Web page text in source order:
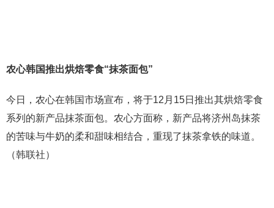
农心韩国推出烘焙零食“抹茶面包”
今日，农心在韩国市场宣布，将于12月15日推出其烘焙零食
系列的新产品抹茶面包。农心方面称，新产品将济州岛抹茶
的苦味与牛奶的柔和甜味相结合，重现了抹茶拿铁的味道。
（韩联社）